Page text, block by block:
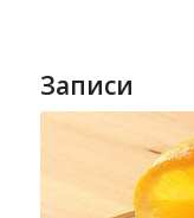
Записи